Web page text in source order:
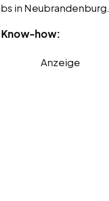
in Neubrandenburg.
Know-how:
Anzeige